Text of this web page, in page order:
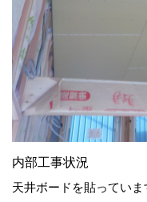
内部工事状況
天井ボードを貼っていま